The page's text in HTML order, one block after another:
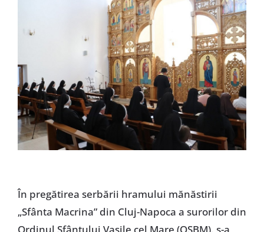
În pregătirea serbării hramului mănăstirii
„Sfânta Macrina” din Cluj-Napoca a surorilor din
Ordinul Sfântului Vasile cel Mare (OSBM), s-a